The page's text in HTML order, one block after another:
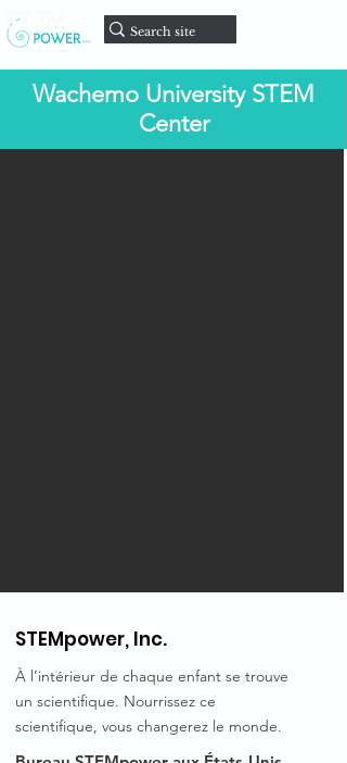
Wachemo University STEM
Center
STEMpower, Inc.
À l’intérieur de chaque enfant se trouve
un scientifique. Nourrissez ce
scientifique, vous changerez le monde.